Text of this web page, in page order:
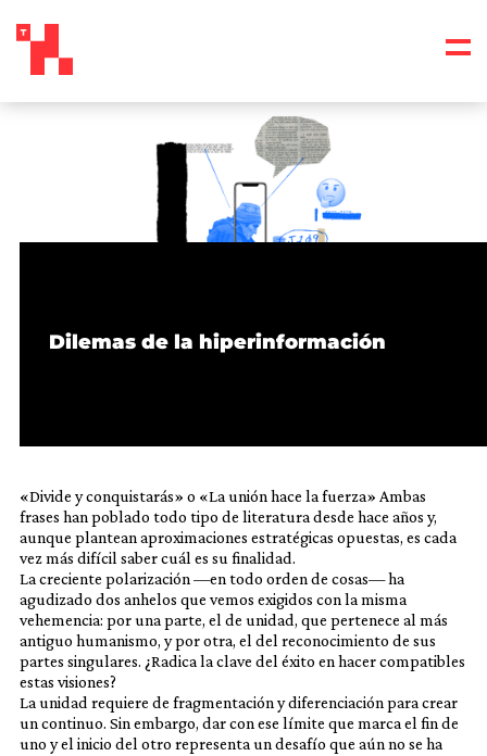
Dilemas de la hiperinformación
«Divide y conquistarás» o «La unión hace la fuerza» Ambas
frases han poblado todo tipo de literatura desde hace años y,
aunque plantean aproximaciones estratégicas opuestas, es cada
vez más difícil saber cuál es su finalidad.
La creciente polarización —en todo orden de cosas— ha
agudizado dos anhelos que vemos exigidos con la misma
vehemencia: por una parte, el de unidad, que pertenece al más
antiguo humanismo, y por otra, el del reconocimiento de sus
partes singulares. ¿Radica la clave del éxito en hacer compatibles
estas visiones?
La unidad requiere de fragmentación y diferenciación para crear
un continuo. Sin embargo, dar con ese límite que marca el fin de
uno y el inicio del otro representa un desafío que aún no se ha